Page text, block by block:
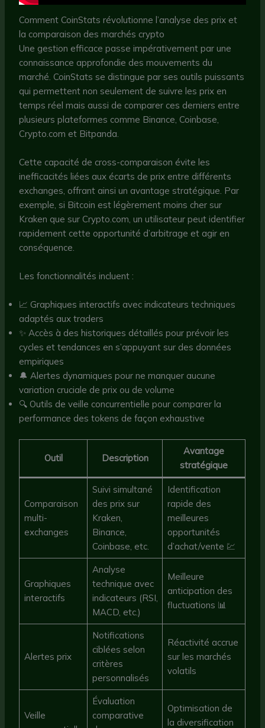
Comment CoinStats révolutionne l’analyse des prix et
la comparaison des marchés crypto
Une gestion efficace passe impérativement par une
connaissance approfondie des mouvements du
marché. CoinStats se distingue par ses outils puissants
qui permettent non seulement de suivre les prix en
temps réel mais aussi de comparer ces derniers entre
plusieurs plateformes comme Binance, Coinbase,
Crypto.com et Bitpanda.
Cette capacité de cross-comparaison évite les
inefficacités liées aux écarts de prix entre différents
exchanges, offrant ainsi un avantage stratégique. Par
exemple, si Bitcoin est légèrement moins cher sur
Kraken que sur Crypto.com, un utilisateur peut identifier
rapidement cette opportunité d’arbitrage et agir en
conséquence.
Les fonctionnalités incluent :
📈 Graphiques interactifs avec indicateurs techniques
adaptés aux traders
✨ Accès à des historiques détaillés pour prévoir les
cycles et tendances en s’appuyant sur des données
empiriques
🔔 Alertes dynamiques pour ne manquer aucune
variation cruciale de prix ou de volume
🔍 Outils de veille concurrentielle pour comparer la
performance des tokens de façon exhaustive
Outil Description
Avantage
stratégique
Comparaison
multi-
exchanges
Suivi simultané
des prix sur
Kraken,
Binance,
Coinbase, etc.
Identification
rapide des
meilleures
opportunités
d’achat/vente 💹
Graphiques
interactifs
Analyse
technique avec
indicateurs (RSI,
MACD, etc.)
Meilleure
anticipation des
fluctuations 📊
Alertes prix
Notifications
ciblées selon
critères
personnalisés
Réactivité accrue
sur les marchés
volatils
Veille
Évaluation
comparative
Optimisation de
la diversification